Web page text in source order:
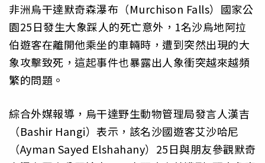
非洲烏干達默奇森瀑布（Murchison Falls）國家公
園25日發生大象踩人的死亡意外，1名沙烏地阿拉
伯遊客在離開他乘坐的車輛時，遭到突然出現的大
象攻擊致死，這起事件也暴露出人象衝突越來越頻
繁的問題。
綜合外媒報導，烏干達野生動物管理局發言人漢吉
（Bashir Hangi）表示，該名沙國遊客艾沙哈尼
（Ayman Sayed Elshahany）25日與朋友參觀默奇